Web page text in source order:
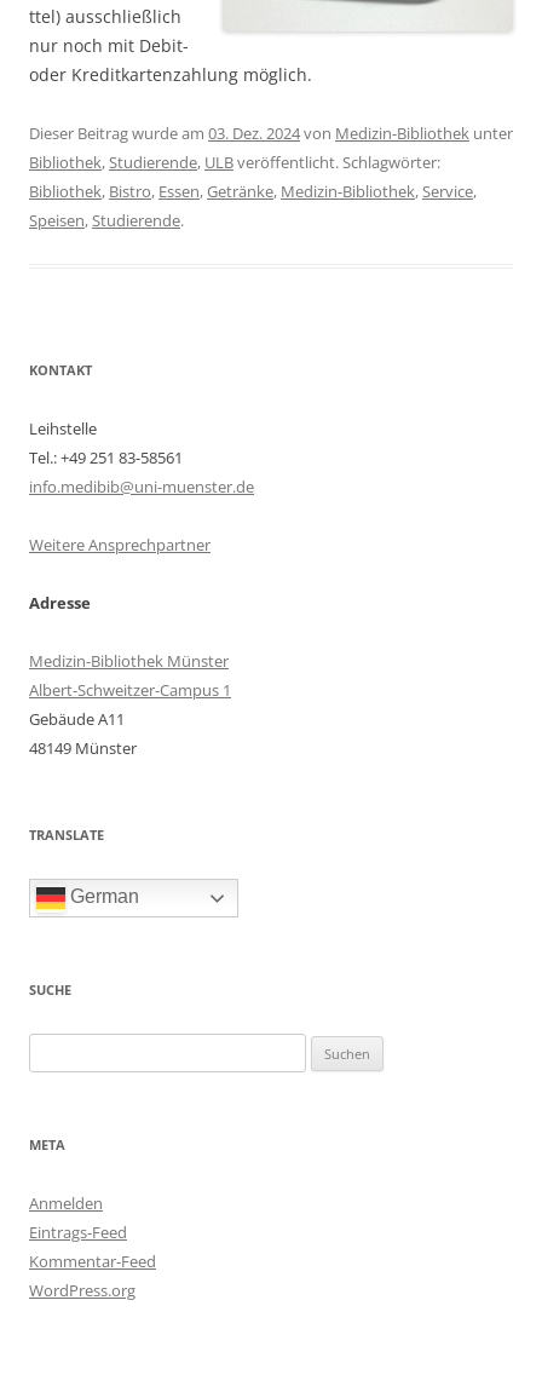
ttel) ausschließlich
nur noch mit Debit-
oder Kreditkartenzahlung möglich.
Dieser Beitrag wurde am 03. Dez. 2024von Medizin-Bibliothek unter
Bibliothek,Studierende, ULBveröffentlicht. Schlagwörter:
Bibliothek, Bistro, Essen,Getränke, Medizin-Bibliothek,Service,
Speisen,Studierende.
KONTAKT
Leihstelle
Tel.: +49 251 83-58561
info.medibib@uni-muenster.de
Weitere Ansprechpartner
Adresse
Medizin-Bibliothek Münster
Albert-Schweitzer-Campus 1
Gebäude A11
48149 Münster
TRANSLATE
German
SUCHE
nach:
META
Anmelden
Eintrags-Feed
Kommentar-Feed
WordPress.org